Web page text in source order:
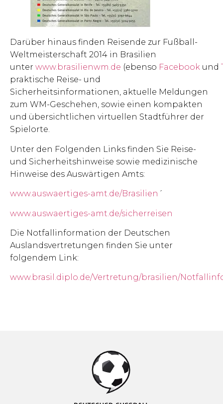
Darüber hinaus finden Reisende zur Fußball-
Weltmeisterschaft 2014 in Brasilien
unter www.brasilienwm.de (ebenso Facebook und
praktische Reise- und
Sicherheitsinformationen, aktuelle Meldungen
zum WM-Geschehen, sowie einen kompakten
und übersichtlichen virtuellen Stadtführer der
Spielorte.
Unter den Folgenden Links finden Sie Reise-
und Sicherheitshinweise sowie medizinische
Hinweise des Auswärtigen Amts:
www.auswaertiges-amt.de/Brasilien ´
www.auswaertiges-amt.de/sicherreisen
Die Notfallinformation der Deutschen
Auslandsvertretungen finden Sie unter
folgendem Link:
www.brasil.diplo.de/Vertretung/brasilien/